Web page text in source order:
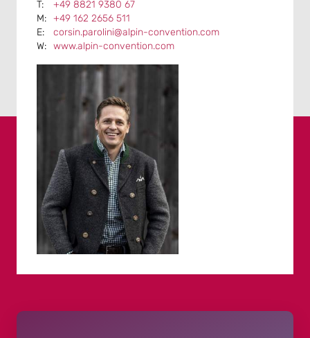
+49 8821 9380 67
+49 162 2656 511
corsin.parolini@alpin-convention.com
www.alpin-convention.com